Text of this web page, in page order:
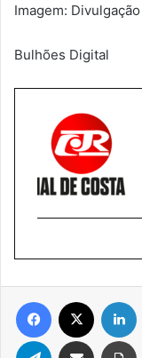
Imagem: Divulgação
Bulhões Digital
Facebook
Telegram Compartilhar via e-mail